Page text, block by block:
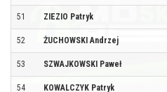
51 ZIEZIO Patryk
52 ŻUCHOWSKI Andrzej
53 SZWAJKOWSKI Paweł
54 KOWALCZYK Patryk